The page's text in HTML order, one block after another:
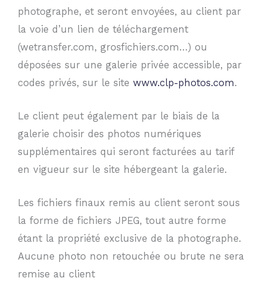
photographe, et seront envoyées, au client par
la voie d’un lien de téléchargement
(wetransfer.com, grosfichiers.com…) ou
déposées sur une galerie privée accessible, par
codes privés, sur le site www.clp-photos.com.
Le client peut également par le biais de la
galerie choisir des photos numériques
supplémentaires qui seront facturées au tarif
en vigueur sur le site hébergeant la galerie.
Les fichiers finaux remis au client seront sous
la forme de fichiers JPEG, tout autre forme
étant la propriété exclusive de la photographe.
Aucune photo non retouchée ou brute ne sera
remise au client